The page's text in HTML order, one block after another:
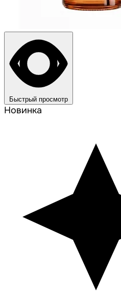
Быстрый просмотр
Новинка